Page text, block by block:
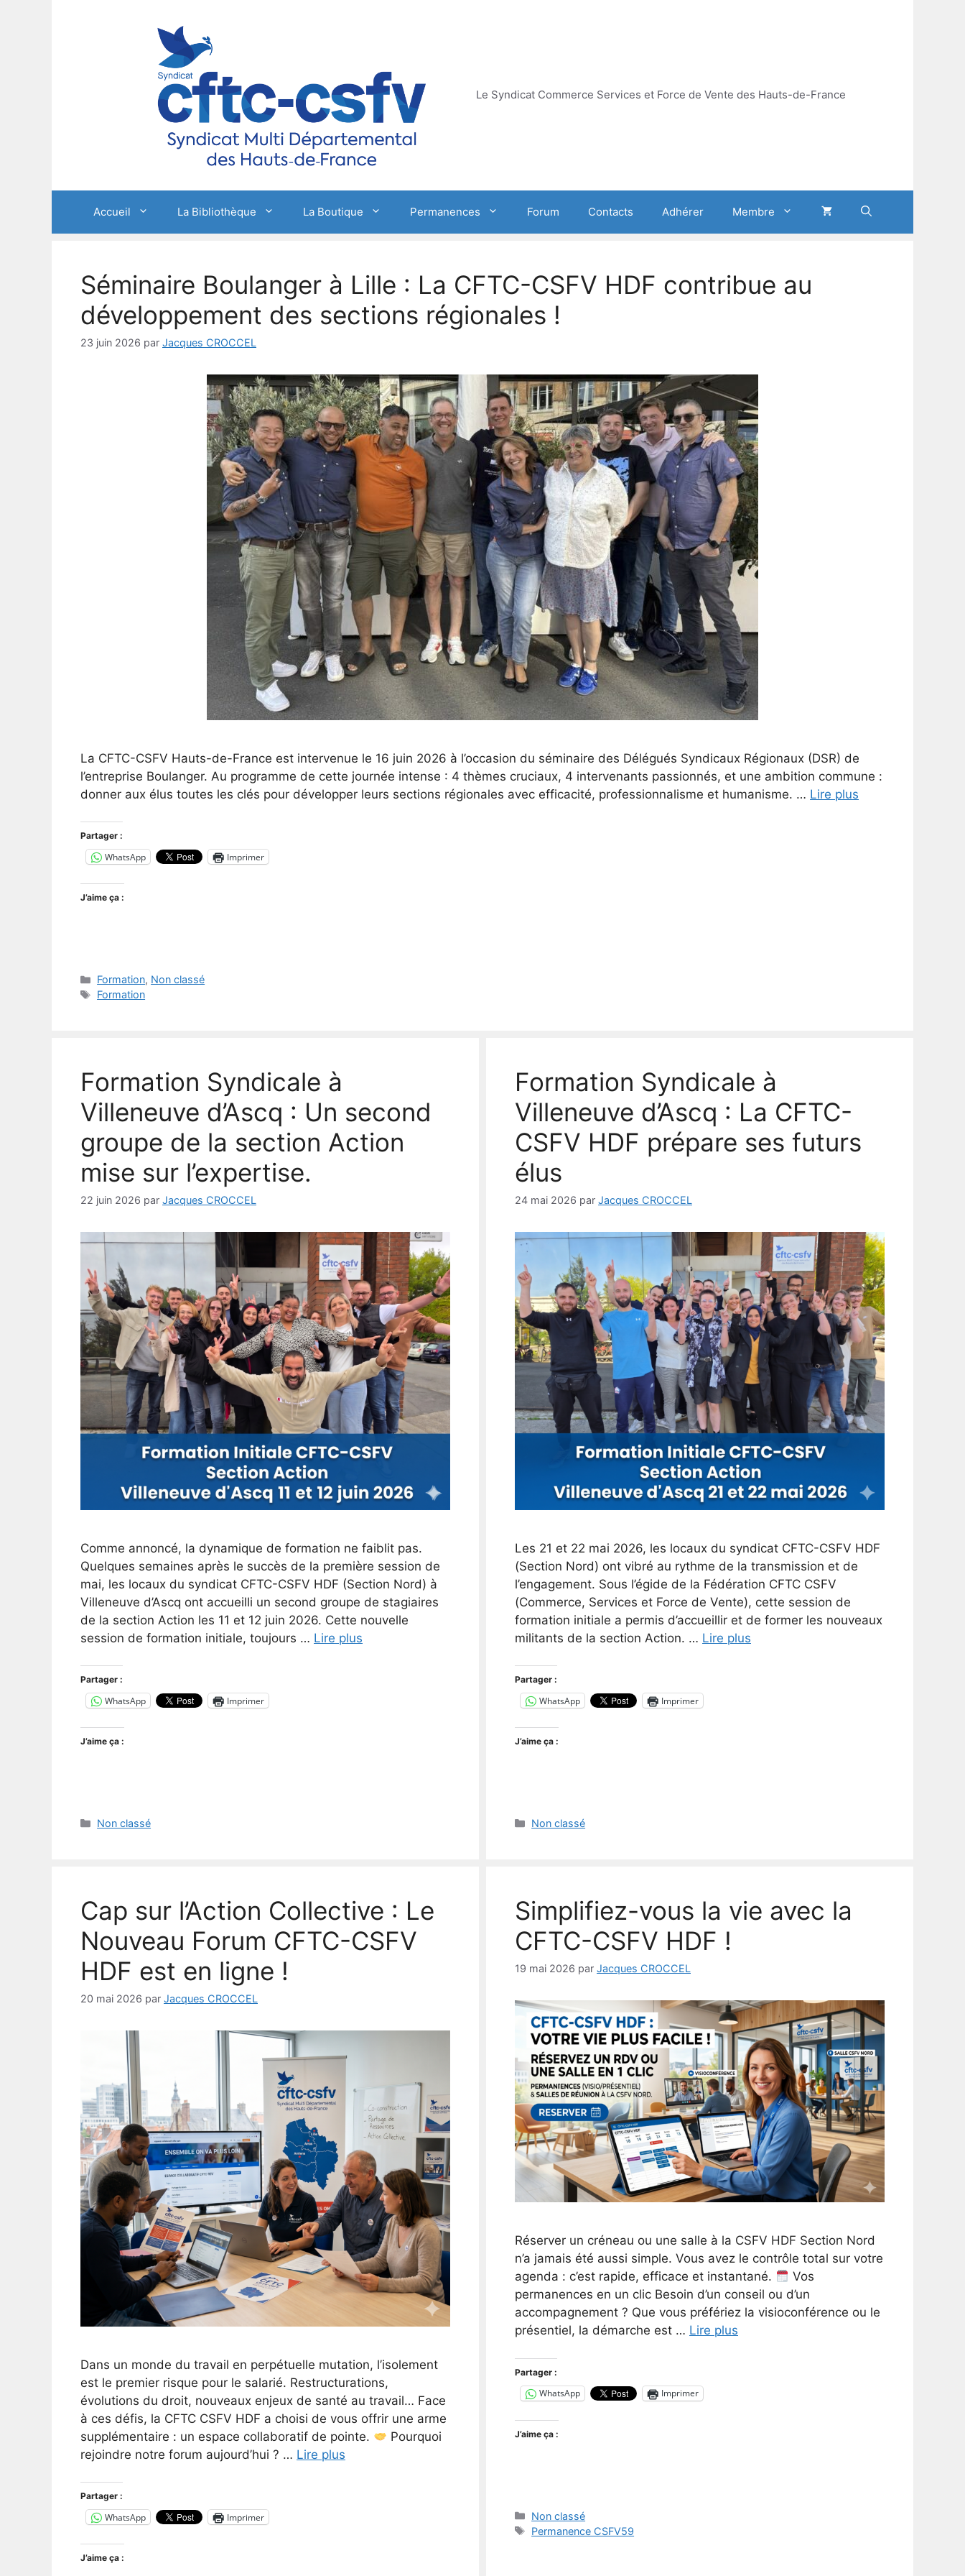
Le Syndicat Commerce Services et Force de Vente des Hauts-de-France
Accueil La Bibliothèque La Boutique Permanences Forum Contacts Adhérer Membre
Séminaire Boulanger à Lille : La CFTC-CSFV HDF contribue au
développement des sections régionales !
23 juin 2026 par Jacques CROCCEL
La CFTC-CSFV Hauts-de-France est intervenue le 16 juin 2026 à l’occasion du séminaire des Délégués Syndicaux Régionaux (DSR) de
l’entreprise Boulanger. Au programme de cette journée intense : 4 thèmes cruciaux, 4 intervenants passionnés, et une ambition commune :
donner aux élus toutes les clés pour développer leurs sections régionales avec efficacité, professionnalisme et humanisme. … Lire plus
Partager :
WhatsApp Imprimer
J’aime ça :
Catégories
Formation, Non classé
Étiquettes
Formation
Formation Syndicale à
Villeneuve d’Ascq : Un second
groupe de la section Action
mise sur l’expertise.
22 juin 2026 par Jacques CROCCEL
Comme annoncé, la dynamique de formation ne faiblit pas.
Quelques semaines après le succès de la première session de
mai, les locaux du syndicat CFTC-CSFV HDF (Section Nord) à
Villeneuve d’Ascq ont accueilli un second groupe de stagiaires
de la section Action les 11 et 12 juin 2026. Cette nouvelle
session de formation initiale, toujours … Lire plus
Partager :
WhatsApp Imprimer
J’aime ça :
Catégories
Non classé
Formation Syndicale à
Villeneuve d’Ascq : La CFTC-
CSFV HDF prépare ses futurs
élus
24 mai 2026 par Jacques CROCCEL
Les 21 et 22 mai 2026, les locaux du syndicat CFTC-CSFV HDF
(Section Nord) ont vibré au rythme de la transmission et de
l’engagement. Sous l’égide de la Fédération CFTC CSFV
(Commerce, Services et Force de Vente), cette session de
formation initiale a permis d’accueillir et de former les nouveaux
militants de la section Action. … Lire plus
Partager :
WhatsApp Imprimer
J’aime ça :
Catégories
Non classé
Cap sur l’Action Collective : Le
Nouveau Forum CFTC-CSFV
HDF est en ligne !
20 mai 2026 par Jacques CROCCEL
Dans un monde du travail en perpétuelle mutation, l’isolement
est le premier risque pour le salarié. Restructurations,
évolutions du droit, nouveaux enjeux de santé au travail… Face
à ces défis, la CFTC CSFV HDF a choisi de vous offrir une arme
supplémentaire : un espace collaboratif de pointe.
Pourquoi
rejoindre notre forum aujourd’hui ? … Lire plus
Partager :
WhatsApp Imprimer
J’aime ça :
Simplifiez-vous la vie avec la
CFTC-CSFV HDF !
19 mai 2026 par Jacques CROCCEL
Réserver un créneau ou une salle à la CSFV HDF Section Nord
n’a jamais été aussi simple. Vous avez le contrôle total sur votre
agenda : c’est rapide, efficace et instantané.
Vos
permanences en un clic Besoin d’un conseil ou d’un
accompagnement ? Que vous préfériez la visioconférence ou le
présentiel, la démarche est … Lire plus
Partager :
WhatsApp Imprimer
J’aime ça :
Catégories
Non classé
Étiquettes
Permanence CSFV59